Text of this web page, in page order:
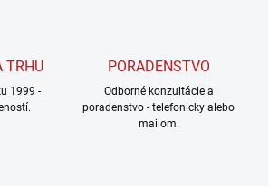
TRHU
1999 -
PORADENSTVO
Odborné konzultácie a
poradenstvo - telefonicky alebo
mailom.